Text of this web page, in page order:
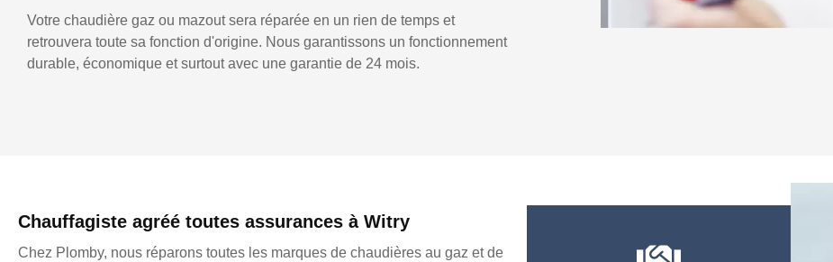
Votre chaudière gaz ou mazout sera réparée en un rien de temps et
retrouvera toute sa fonction d'origine. Nous garantissons un fonctionnement
durable, économique et surtout avec une garantie de 24 mois.
Chauffagiste agréé toutes assurances à Witry
Chez Plomby, nous réparons toutes les marques de chaudières au gaz et de